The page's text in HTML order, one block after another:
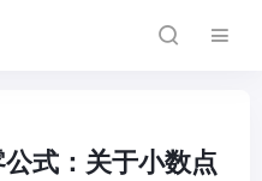
式：关于小数点